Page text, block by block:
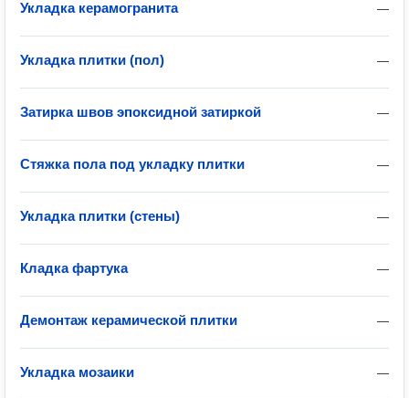
—
Укладка керамогранита
—
Укладка плитки (пол)
—
Затирка швов эпоксидной затиркой
—
Стяжка пола под укладку плитки
—
Укладка плитки (стены)
—
Кладка фартука
—
Демонтаж керамической плитки
—
Укладка мозаики